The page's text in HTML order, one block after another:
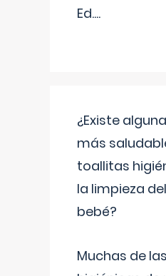
Ed....
¿Existe
más
toallitas
la limpieza
bebé?
Muchas de